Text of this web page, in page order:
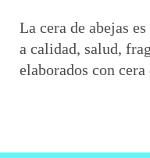
La cera de abejas
a calidad, salud,
elaborados con